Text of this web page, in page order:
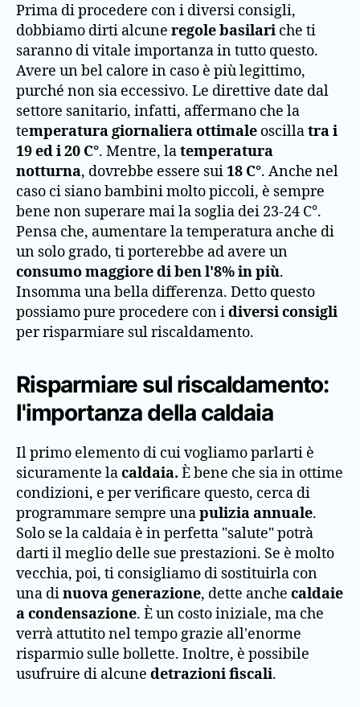
Prima di procedere con i diversi consigli,
dobbiamo dirti alcune regole basilari che ti
saranno di vitale importanza in tutto questo.
Avere un bel calore in caso è più legittimo,
purché non sia eccessivo. Le direttive date dal
settore sanitario, infatti, affermano che la
temperatura giornaliera ottimale oscillatra i
19 ed i 20 C°. Mentre, latemperatura
notturna, dovrebbe essere sui18 C°. Anche nel
caso ci siano bambini molto piccoli, è sempre
bene non superare mai la soglia dei 23-24 C°.
Pensa che, aumentare la temperatura anche di
un solo grado, ti porterebbe ad avere un
consumo maggiore di ben l'8%in più.
Insomma una bella differenza. Detto questo
possiamo pure procedere con idiversi consigli
per risparmiare sul riscaldamento.
Risparmiare sul riscaldamento:
l'importanza della caldaia
Il primo elemento di cui vogliamo parlarti è
sicuramente lacaldaia. È bene che sia in ottime
condizioni, e per verificare questo, cerca di
programmare sempre unapulizia annuale.
Solo se la caldaia è in perfetta "salute" potrà
darti il meglio delle sue prestazioni. Se è molto
vecchia, poi, ti consigliamo di sostituirla con
una dinuova generazione, dette anche caldaie
a condensazione. È un costo iniziale, ma che
verrà attutito nel tempo grazie all'enorme
risparmio sulle bollette. Inoltre, è possibile
usufruire di alcune detrazioni fiscali.